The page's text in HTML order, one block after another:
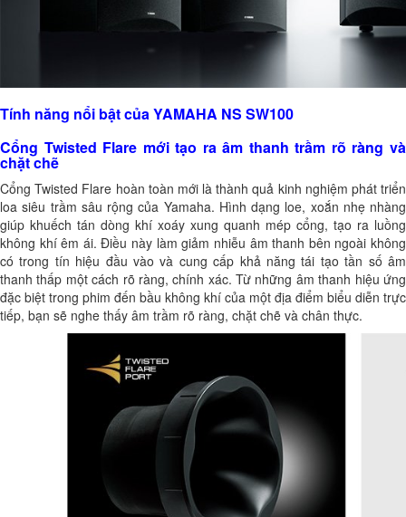
Tính năng nổi bật của YAMAHA NS SW100
Cổng Twisted Flare mới tạo ra âm thanh trầm rõ ràng và
chặt chẽ
Cổng Twisted Flare hoàn toàn mới là thành quả kinh nghiệm phát triển
loa siêu trầm sâu rộng của Yamaha. Hình dạng loe, xoắn nhẹ nhàng
giúp khuếch tán dòng khí xoáy xung quanh mép cổng, tạo ra luồng
không khí êm ái. Điều này làm giảm nhiễu âm thanh bên ngoài không
có trong tín hiệu đầu vào và cung cấp khả năng tái tạo tần số âm
thanh thấp một cách rõ ràng, chính xác. Từ những âm thanh hiệu ứng
đặc biệt trong phim đến bầu không khí của một địa điểm biểu diễn trực
tiếp, bạn sẽ nghe thấy âm trầm rõ ràng, chặt chẽ và chân thực.